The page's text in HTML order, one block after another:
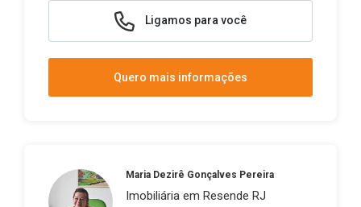
Ligamos para você
Quero mais informações
Maria Dezirê Gonçalves Pereira
Imobiliária em Resende RJ